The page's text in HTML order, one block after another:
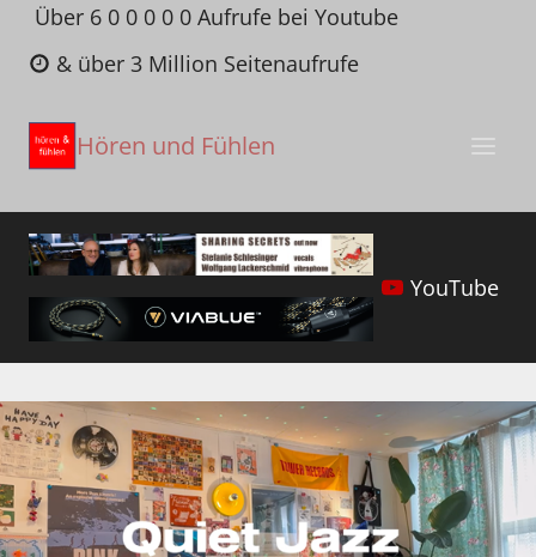
Zum
Inhalt
springen
Über 6 0 0 0 0 0 Aufrufe bei Youtube
& über 3 Million Seitenaufrufe
Hören und Fühlen
YouTube